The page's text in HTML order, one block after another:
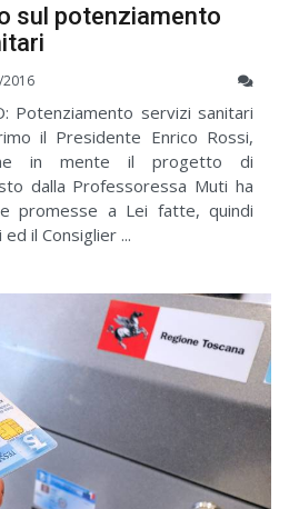
sul potenziamento
Potenziamento servizi sanitari
il Presidente Enrico Rossi,
in mente il progetto di
dalla Professoressa Muti ha
promesse a Lei fatte, quindi
il Consiglier ...